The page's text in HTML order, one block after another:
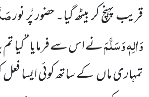
قریب پہنچ کر بیٹھ گیا۔ حضور پُر نور
وَاٰلِہٖ وَسَلَّمَنے اس سے فرمایا ’’کیا
تمہاری ماںکے ساتھ کوئی